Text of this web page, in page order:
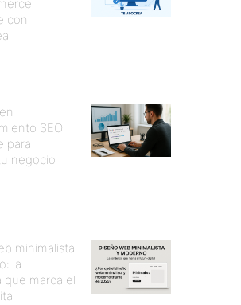
con
SEO
para
negocio
minimalista
la
que marca el